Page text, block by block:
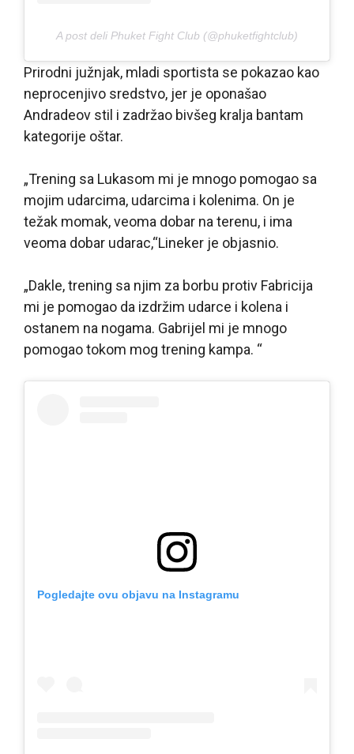
A post deli Phuket Fight Club (@phuketfightclub)
Prirodni južnjak, mladi sportista se pokazao kao
neprocenjivo sredstvo, jer je oponašao
Andradeov stil i zadržao bivšeg kralja bantam
kategorije oštar.
„Trening sa Lukasom mi je mnogo pomogao sa
mojim udarcima, udarcima i kolenima. On je
težak momak, veoma dobar na terenu, i ima
veoma dobar udarac,“Lineker je objasnio.
„Dakle, trening sa njim za borbu protiv Fabricija
mi je pomogao da izdržim udarce i kolena i
ostanem na nogama. Gabrijel mi je mnogo
pomogao tokom mog trening kampa. “
Pogledajte ovu objavu na Instagramu